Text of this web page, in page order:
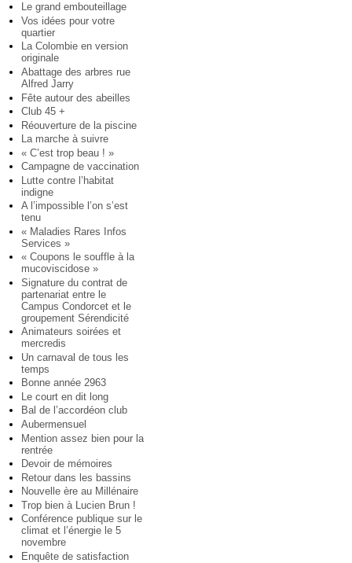
Le grand embouteillage
Vos idées pour votre
quartier
La Colombie en version
originale
Abattage des arbres rue
Alfred Jarry
Fête autour des abeilles
Club 45 +
Réouverture de la piscine
La marche à suivre
« C’est trop beau ! »
Campagne de vaccination
Lutte contre l’habitat
indigne
A l’impossible l’on s’est
tenu
« Maladies Rares Infos
Services »
« Coupons le souffle à la
mucoviscidose »
Signature du contrat de
partenariat entre le
Campus Condorcet et le
groupement Sérendicité
Animateurs soirées et
mercredis
Un carnaval de tous les
temps
Bonne année 2963
Le court en dit long
Bal de l’accordéon club
Aubermensuel
Mention assez bien pour la
rentrée
Devoir de mémoires
Retour dans les bassins
Nouvelle ère au Millénaire
Trop bien à Lucien Brun !
Conférence publique sur le
climat et l’énergie le 5
novembre
Enquête de satisfaction